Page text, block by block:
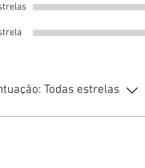
Todas estrelas